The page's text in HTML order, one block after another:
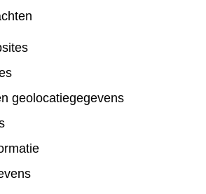
geolocatiegegevens